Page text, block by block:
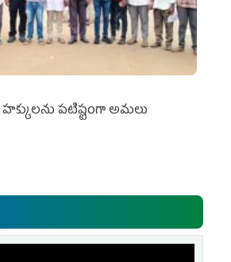
పటిష్టంగా అమలు